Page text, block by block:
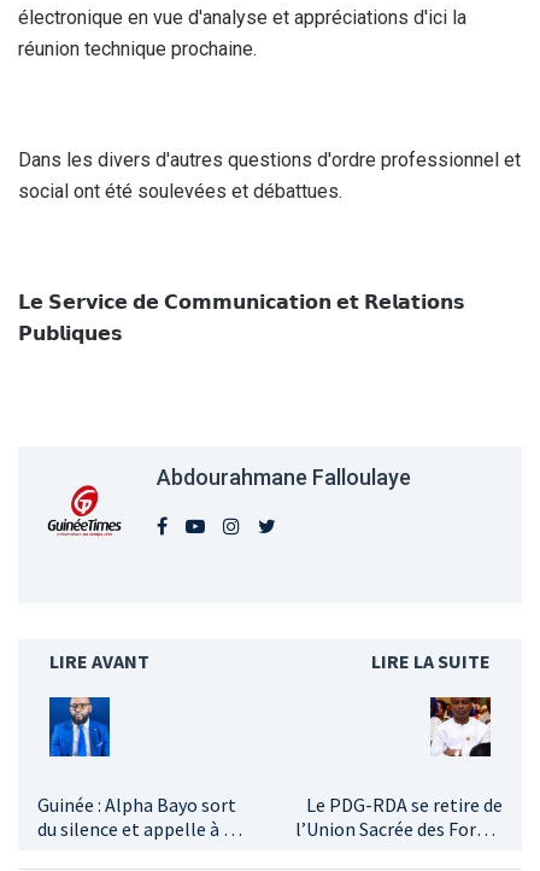
électronique en vue d'analyse et appréciations d'ici la
réunion technique prochaine.
Dans les divers d'autres questions d'ordre professionnel et
social ont été soulevées et débattues.
𝗟𝗲 𝗦𝗲𝗿𝘃𝗶𝗰𝗲 𝗱𝗲 𝗖𝗼𝗺𝗺𝘂𝗻𝗶𝗰𝗮𝘁𝗶𝗼𝗻 𝗲𝘁 𝗥𝗲𝗹𝗮𝘁𝗶𝗼𝗻𝘀
𝗣𝘂𝗯𝗹𝗶𝗾𝘂𝗲𝘀
Abdourahmane Falloulaye
LIRE AVANT
Guinée : Alpha Bayo sort
du silence et appelle à un
LIRE LA SUITE
Le PDG-RDA se retire de
l’Union Sacrée des Forces